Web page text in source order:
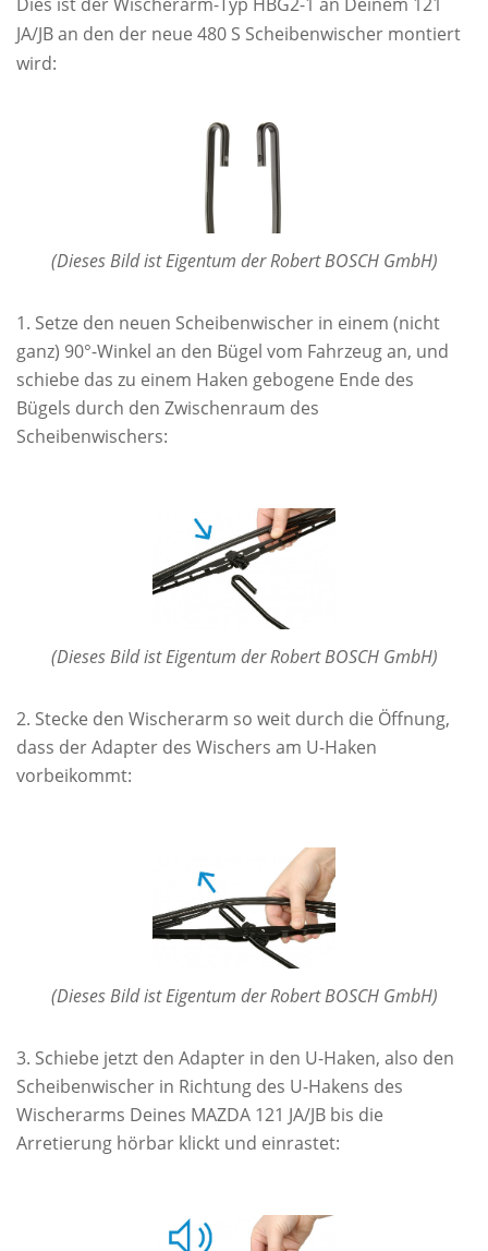
JA/JB an den der neue 480 S Scheibenwischer montiert
wird:
(Dieses Bild ist Eigentum der Robert BOSCH GmbH)
Setze den neuen Scheibenwischer in einem (nicht
ganz) 90°-Winkel an den Bügel vom Fahrzeug an, und
schiebe das zu einem Haken gebogene Ende des
Bügels durch den Zwischenraum des
Scheibenwischers:
(Dieses Bild ist Eigentum der Robert BOSCH GmbH)
Stecke den Wischerarm so weit durch die Öffnung,
dass der Adapter des Wischers am U-Haken
vorbeikommt:
(Dieses Bild ist Eigentum der Robert BOSCH GmbH)
Schiebe jetzt den Adapter in den U-Haken, also den
Scheibenwischer in Richtung des U-Hakens des
Wischerarms Deines MAZDA 121 JA/JB bis die
Arretierung hörbar klickt und einrastet: